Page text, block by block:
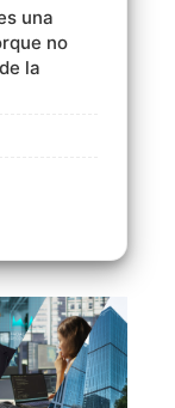
una
no
la